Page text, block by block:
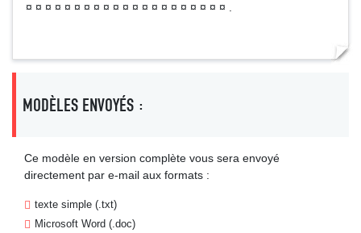
¤ ¤ ¤ ¤ ¤ ¤ ¤ ¤ ¤ ¤ ¤ ¤ ¤ ¤ ¤ ¤ ¤ ¤ ¤ ¤ ¤ .
MODÈLES ENVOYÉS :
Ce modèle en version complète vous sera envoyé
directement par e-mail aux formats :
texte simple (.txt)
Microsoft Word (.doc)